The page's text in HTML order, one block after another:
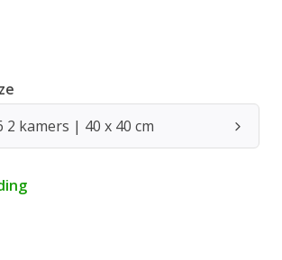
2 kamers | 40 x 40 cm